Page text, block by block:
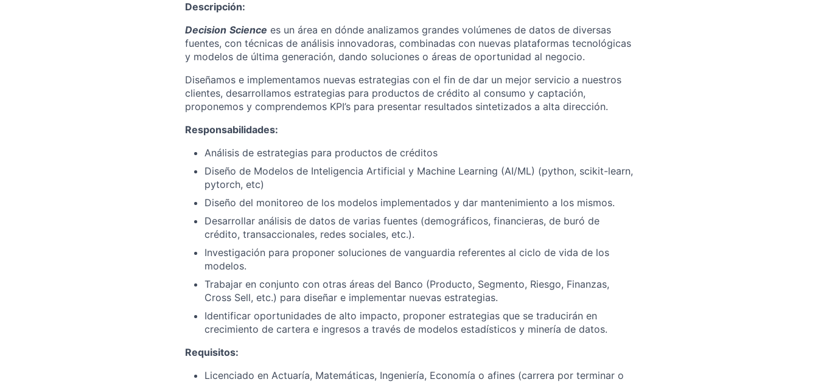
Descripción:
Decision Science es un área en dónde analizamos grandes volúmenes de datos de diversas
fuentes, con técnicas de análisis innovadoras, combinadas con nuevas plataformas tecnológicas
y modelos de última generación, dando soluciones o áreas de oportunidad al negocio.
Diseñamos e implementamos nuevas estrategias con el fin de dar un mejor servicio a nuestros
clientes, desarrollamos estrategias para productos de crédito al consumo y captación,
proponemos y comprendemos KPI’s para presentar resultados sintetizados a alta dirección.
Responsabilidades:
Análisis de estrategias para productos de créditos
Diseño de Modelos de Inteligencia Artificial y Machine Learning (AI/ML) (python, scikit-learn,
pytorch, etc)
Diseño del monitoreo de los modelos implementados y dar mantenimiento a los mismos.
Desarrollar análisis de datos de varias fuentes (demográficos, financieras, de buró de
crédito, transaccionales, redes sociales, etc.).
Investigación para proponer soluciones de vanguardia referentes al ciclo de vida de los
modelos.
Trabajar en conjunto con otras áreas del Banco (Producto, Segmento, Riesgo, Finanzas,
Cross Sell, etc.) para diseñar e implementar nuevas estrategias.
Identificar oportunidades de alto impacto, proponer estrategias que se traducirán en
crecimiento de cartera e ingresos a través de modelos estadísticos y minería de datos.
Requisitos:
Licenciado en Actuaría, Matemáticas, Ingeniería, Economía o afines (carrera por terminar o